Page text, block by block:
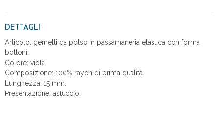
DETTAGLI
Articolo: gemelli da polso in passamaneria elastica con forma
bottoni.
Colore: viola.
Composizione: 100% rayon di prima qualità.
Lunghezza: 15 mm.
Presentazione: astuccio.